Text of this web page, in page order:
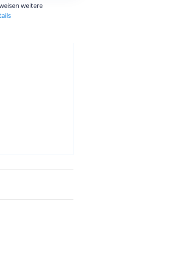
weitere